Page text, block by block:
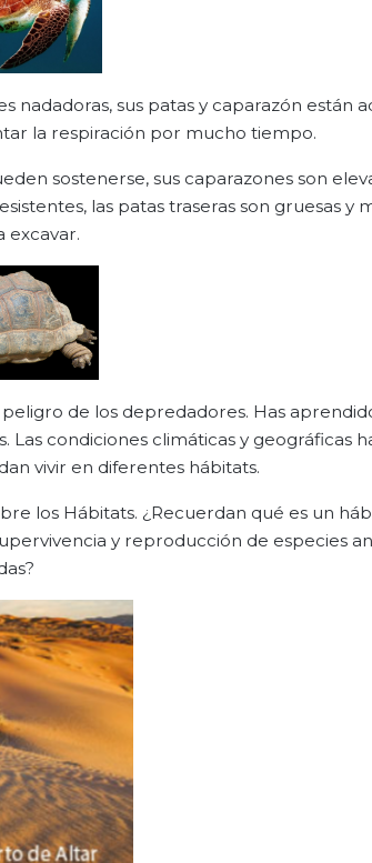
nadadoras, sus patas y caparazón están
la respiración por mucho tiempo.
sostenerse, sus caparazones son
las patas traseras son gruesas y
excavar.
de los depredadores. Has
condiciones climáticas y geográficas
vivir en diferentes hábitats.
los Hábitats. ¿Recuerdan qué es un
y reproducción de especies